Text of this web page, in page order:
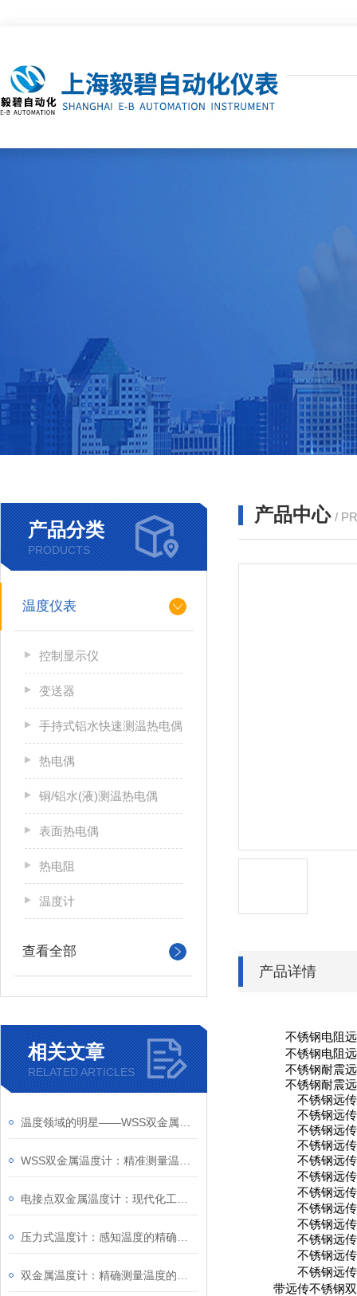
产品分类
PRODUCTS
温度仪表
控制显示仪
变送器
手持式铝水快速测温热电偶
热电偶
铜/铝水(液)测温热电偶
表面热电偶
热电阻
温度计
查看全部
相关文章
RELATED ARTICLES
产品中心 /
产品详情
不锈钢电阻
不锈钢电阻
不锈钢耐震
不锈钢耐震
不锈钢远
不锈钢远
不锈钢远
不锈钢远
不锈钢远
不锈钢远
不锈钢远
不锈钢远
不锈钢远
不锈钢远
不锈钢远
不锈钢远
带远传不锈钢